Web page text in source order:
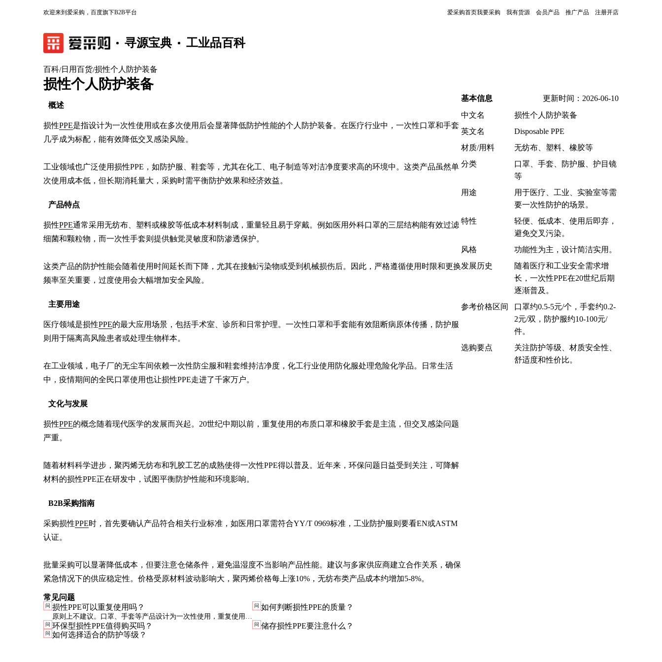
欢迎来到爱采购，百度旗下B2B平台 爱采购首页我要采购 我有货源 会员产品 推广产品 注册开店
寻源宝典 工业品百科
百科/日用百货/损性个人防护装备
损性个人防护装备
更新时间：2026-06-10
概述
损性PPE是指设计为一次性使用或在多次使用后会显著降低防护性能的个人防护装备。在医疗行业中，一次性口罩和手套
几乎成为标配，能有效降低交叉感染风险。
工业领域也广泛使用损性PPE，如防护服、鞋套等，尤其在化工、电子制造等对洁净度要求高的环境中。这类产品虽然单
次使用成本低，但长期消耗量大，采购时需平衡防护效果和经济效益。
产品特点
损性PPE通常采用无纺布、塑料或橡胶等低成本材料制成，重量轻且易于穿戴。例如医用外科口罩的三层结构能有效过滤
细菌和颗粒物，而一次性手套则提供触觉灵敏度和防渗透保护。
这类产品的防护性能会随着使用时间延长而下降，尤其在接触污染物或受到机械损伤后。因此，严格遵循使用时限和更换
频率至关重要，过度使用会大幅增加安全风险。
主要用途
医疗领域是损性PPE的最大应用场景，包括手术室、诊所和日常护理。一次性口罩和手套能有效阻断病原体传播，防护服
则用于隔离高风险患者或处理生物样本。
在工业领域，电子厂的无尘车间依赖一次性防尘服和鞋套维持洁净度，化工行业使用防化服处理危险化学品。日常生活
中，疫情期间的全民口罩使用也让损性PPE走进了千家万户。
文化与发展
损性PPE的概念随着现代医学的发展而兴起。20世纪中期以前，重复使用的布质口罩和橡胶手套是主流，但交叉感染问题
严重。
随着材料科学进步，聚丙烯无纺布和乳胶工艺的成熟使得一次性PPE得以普及。近年来，环保问题日益受到关注，可降解
材料的损性PPE正在研发中，试图平衡防护性能和环境影响。
B2B采购指南
采购损性PPE时，首先要确认产品符合相关行业标准，如医用口罩需符合YY/T 0969标准，工业防护服则要看EN或ASTM
认证。
批量采购可以显著降低成本，但要注意仓储条件，避免温湿度不当影响产品性能。建议与多家供应商建立合作关系，确保
紧急情况下的供应稳定性。价格受原材料波动影响大，聚丙烯价格每上涨10%，无纺布类产品成本约增加5-8%。
常见问题
问 损性PPE可以重复使用吗？
原则上不建议。口罩、手套等产品设计为一次性使用，重复使用会
显著降低防护效果。特殊情况下如需重复使用，必须严格评估风险
问 如何判断损性PPE的质量？
问 环保型损性PPE值得购买吗？ 问 储存损性PPE要注意什么？
问 如何选择适合的防护等级？
基本信息
中文名
损性个人防护装备
英文名
Disposable PPE
材质/用料
无纺布、塑料、橡胶等
分类
口罩、手套、防护服、护目镜
等
用途
用于医疗、工业、实验室等需
要一次性防护的场景。
特性
轻便、低成本、使用后即弃，
避免交叉污染。
风格
功能性为主，设计简洁实用。
发展历史
随着医疗和工业安全需求增
长，一次性PPE在20世纪后期
逐渐普及。
参考价格区间
口罩约0.5-5元/个，手套约0.2-
2元/双，防护服约10-100元/
件。
选购要点
关注防护等级、材质安全性、
舒适度和性价比。